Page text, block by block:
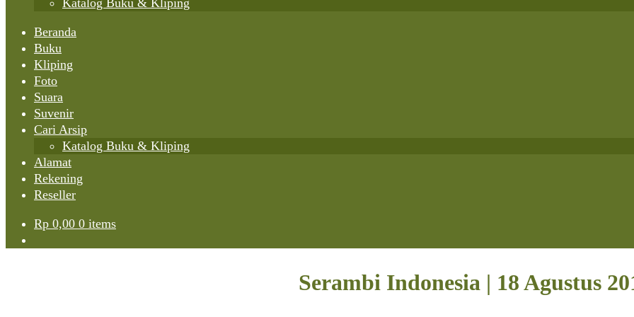
Katalog Buku & Kliping
Beranda
Buku
Kliping
Foto
Suara
Suvenir
Cari Arsip
Katalog Buku & Kliping
Alamat
Rekening
Reseller
Rp 0,00 0 items
Serambi Indonesia | 18 Agustus